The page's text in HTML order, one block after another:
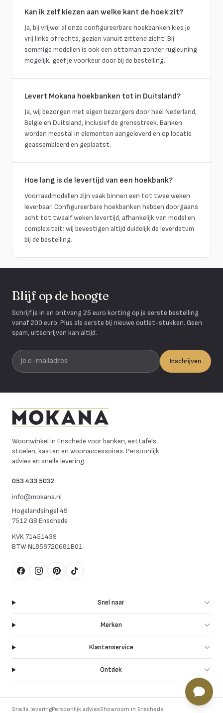
Kan ik zelf kiezen aan welke kant de hoek zit?
Ja, bij vrijwel al onze configureerbare hoekbanken kies je
vrij links of rechts, gezien vanuit zittend zicht. Bij
sommige modellen is ook een ottoman zonder rugleuning
mogelijk; geef je voorkeur door bij de bestelling.
Levert Mokana hoekbanken tot in Duitsland?
Ja, wij bezorgen met eigen bezorgers door heel Nederland,
België en Duitsland, inclusief de grensstreek. Banken
worden meestal in elementen aangeleverd en op locatie
geassembleerd en geplaatst.
Hoe lang is de levertijd van een hoekbank?
Voorraadmodellen zijn vaak binnen een tot twee weken
leverbaar. Configureerbare hoekbanken hebben doorgaans
acht tot twaalf weken levertijd, afhankelijk van model en
complexiteit; wij bevestigen altijd duidelijk de leverdatum
bij de bestelling.
Blijf op de hoogte
Schrijf je in en ontvang 25 euro korting op je eerste bestelling
vanaf 200 euro. Plus als eerste bij nieuwe outlet-stukken. Geen
spam, uitschrijven kan altijd.
Je e-mailadres
Inschrijven
Woonwinkel in Enschede voor banken, eettafels,
stoelen, kasten en woonaccessoires. Persoonlijk
advies en snelle levering.
053 433 5032
info@mokana.nl
Hogelandsingel 49
7512 GB Enschede
KVK71451439
BTWNL858720681B01
FacebookInstagram
Pinterest
TikTok
Snel naar
Merken
Klantenservice
Ontdek
Snelle leveringPersoonlijk adviesShowroom in Enschede